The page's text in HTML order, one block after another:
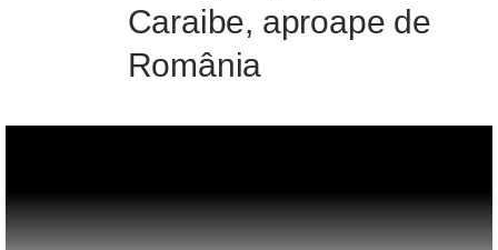
Caraibe, aproape de
România